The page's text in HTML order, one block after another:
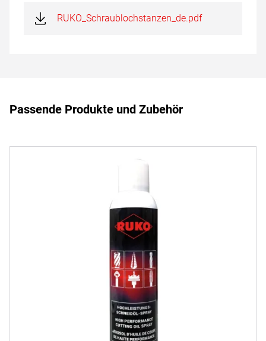
RUKO_Schraublochstanzen_de.pdf
Passende Produkte und Zubehör